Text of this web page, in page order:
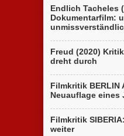
Endlich Tacheles
Dokumentarfilm:
Freud (2020)
dreht durch
Filmkritik BERLIN
Neuauflage eines
Filmkritik
weiter